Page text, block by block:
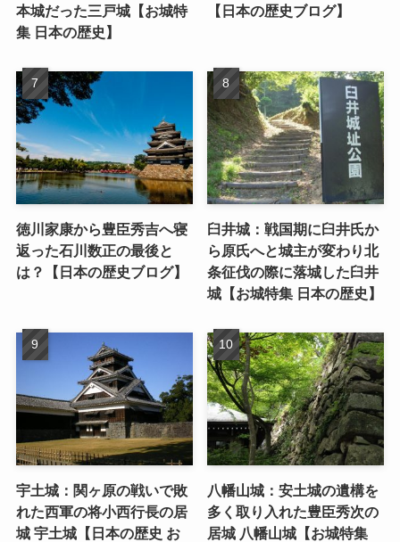
本城だった三戸城【お城特
集 日本の歴史】
【日本の歴史ブログ】
徳川家康から豊臣秀吉へ寝
返った石川数正の最後と
は？【日本の歴史ブログ】
臼井城：戦国期に臼井氏か
ら原氏へと城主が変わり北
条征伐の際に落城した臼井
城【お城特集 日本の歴史】
宇土城：関ヶ原の戦いで敗
れた西軍の将小西行長の居
城 宇土城【日本の歴史 お
八幡山城：安土城の遺構を
多く取り入れた豊臣秀次の
居城 八幡山城【お城特集